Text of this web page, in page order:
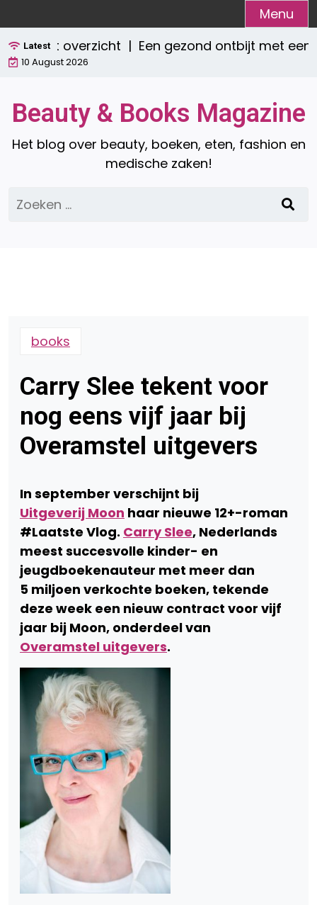
naar
de
inhoud
Menu
Latestoverzicht |Een gezond ontbijt met een
10 August 2026
Beauty & Books Magazine
Het blog over beauty, boeken, eten, fashion en
medische zaken!
Zoeken
naar:
books
Carry Slee tekent voor
nog eens vijf jaar bij
Overamstel uitgevers
In september verschijnt bij
Uitgeverij Moon haar nieuwe 12+-roman
#Laatste Vlog. Carry Slee, Nederlands
meest succesvolle kinder- en
jeugdboekenauteur met meer dan
5 miljoen verkochte boeken, tekende
deze week een nieuw contract voor vijf
jaar bij Moon, onderdeel van
Overamstel uitgevers.